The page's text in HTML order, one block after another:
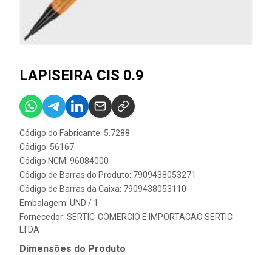
LAPISEIRA CIS 0.9
Código do Fabricante: 5.7288
Código: 56167
Código NCM: 96084000
Código de Barras do Produto: 7909438053271
Código de Barras da Caixa: 7909438053110
Embalagem: UND / 1
Fornecedor: SERTIC-COMERCIO E IMPORTACAO SERTIC
LTDA
Dimensões do Produto